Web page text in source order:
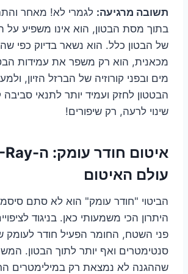
תשובה מרגיעה: לגמרי לא! מאחר
בתוך מסת הבטון, הוא אינו משפיע על
של הבטון כלל. הוא נשאר בדיוק כפי
מכאנית, הוא רק משפר את עמידות
מים ובפני קורוזיה של הברזל הזיון,
הבטטון לחזק ועמיד יותר לתנאי
שינוי לרעה, רק שיפורים!
עולם האיטום
הביטוי "חודר עומק" הוא לא סתם
היתרון הכי משמעותי כאן. בניגוד
פני השטח, החומר הפעיל חודר לעומק
סנטימטרים ואף יותר לתוך הבטון.
שההגנה לא נמצאת רק במילימטרים